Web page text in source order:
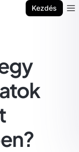
Kezdés